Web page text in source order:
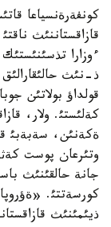
كونفةرةنسياعا
قازاقستاننئث
ءوزارا
ذ-نئث
قولداؤ بولاتئن
كةلئستئ. ولار،
ةكةنئن، سةبةبئ
وتئرعان پوست
جانة حالقئنئث
كورسةتتئ.
ذيئمئنئث